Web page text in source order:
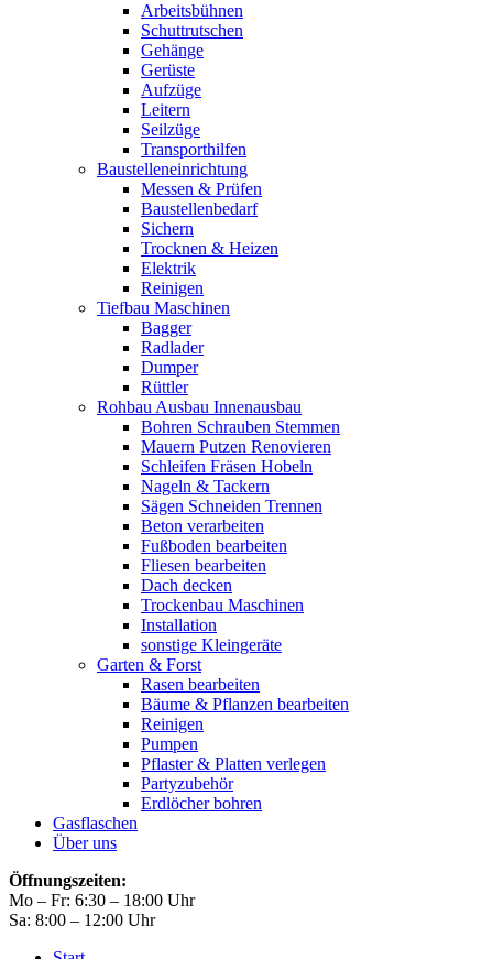
Arbeitsbühnen
Schuttrutschen
Gehänge
Gerüste
Aufzüge
Leitern
Seilzüge
Transporthilfen
Baustelleneinrichtung
Messen & Prüfen
Baustellenbedarf
Sichern
Trocknen & Heizen
Elektrik
Reinigen
Tiefbau Maschinen
Bagger
Radlader
Dumper
Rüttler
Rohbau Ausbau Innenausbau
Bohren Schrauben Stemmen
Mauern Putzen Renovieren
Schleifen Fräsen Hobeln
Nageln & Tackern
Sägen Schneiden Trennen
Beton verarbeiten
Fußboden bearbeiten
Fliesen bearbeiten
Dach decken
Trockenbau Maschinen
Installation
sonstige Kleingeräte
Garten & Forst
Rasen bearbeiten
Bäume & Pflanzen bearbeiten
Reinigen
Pumpen
Pflaster & Platten verlegen
Partyzubehör
Erdlöcher bohren
Gasflaschen
Über uns
Öffnungszeiten:
Mo – Fr: 6:30 – 18:00 Uhr
Sa: 8:00 – 12:00 Uhr